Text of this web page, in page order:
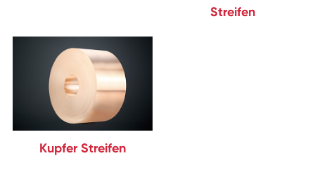
Streifen
Kupfer Streifen